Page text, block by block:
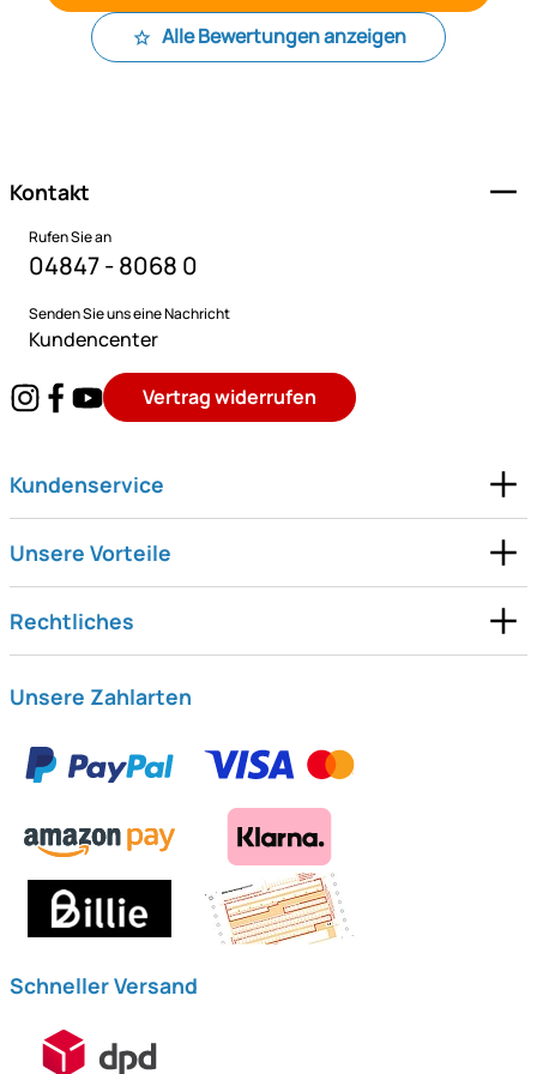
Alle Bewertungen anzeigen
Kontakt
Rufen Sie an
04847 - 8068 0
Senden Sie uns eine Nachricht
Kundencenter
Vertrag widerrufen
Kundenservice
Unsere Vorteile
Rechtliches
Unsere Zahlarten
Schneller Versand